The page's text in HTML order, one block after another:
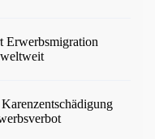
Erwerbsmigration